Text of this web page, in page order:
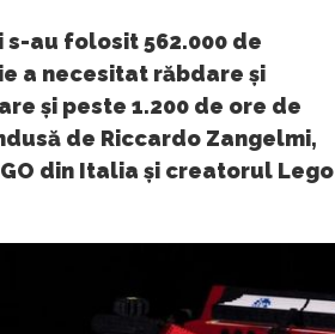
au folosit 562.000 de
a necesitat răbdare și
și peste 1.200 de ore de
de Riccardo Zangelmi,
din Italia și creatorul Lego